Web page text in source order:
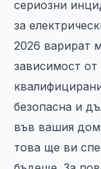
сериозни
за
2026 варират
зависимост
безопасна и
във вашия
това ще ви